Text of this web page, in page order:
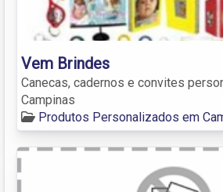
Vem Brindes
Canecas, cadernos e convites
Campinas
Produtos Personalizados em